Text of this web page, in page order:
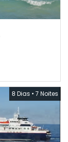
8 Dias • 7 Noites